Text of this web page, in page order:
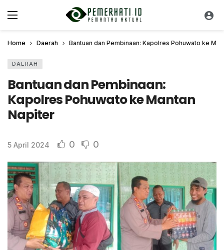
Home Daerah Bantuan dan Pembinaan: Kapolres Pohuwato ke
DAERAH
Bantuan dan Pembinaan:
Kapolres Pohuwato ke Mantan
Napiter
5 April 2024 0 0